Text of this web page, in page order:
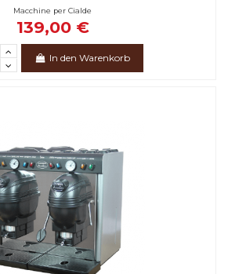
Macchine per Cialde
139,00 €
In den Warenkorb